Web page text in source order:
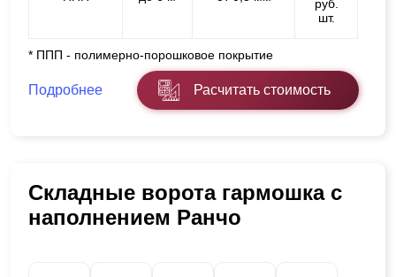
руб.
шт.
* ППП - полимерно-порошковое покрытие
Подробнее Расчитать стоимость
Складные ворота гармошка с
наполнением Ранчо